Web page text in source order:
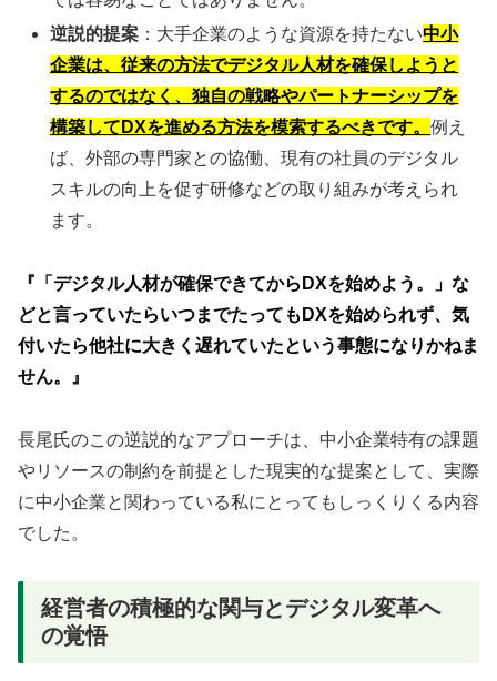
逆説的提案 ：大手企業のような資源を持たない中小
企業は、従来の方法でデジタル人材を確保しようと
するのではなく、独自の戦略やパートナーシップを
構築してDXを進める方法を模索するべきです。例え
ば、外部の専門家との協働、現有の社員のデジタル
スキルの向上を促す研修などの取り組みが考えられ
ます。
『「デジタル人材が確保できてからDXを始めよう。」な
どと言っていたらいつまでたってもDXを始められず、気
付いたら他社に大きく遅れていたという事態になりかねま
せん。』
長尾氏のこの逆説的なアプローチは、中小企業特有の課題
やリソースの制約を前提とした現実的な提案として、実際
に中小企業と関わっている私にとってもしっくりくる内容
でした。
経営者の積極的な関与とデジタル変革へ
の覚悟